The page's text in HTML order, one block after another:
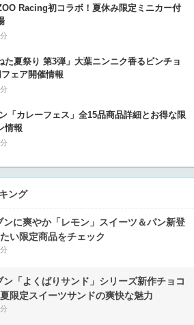
Racing初コラボ！夏休み限定ミニカー付
た夏祭り 第3弾」大葉ニンニク香るビンチョ
ェア開催情報
「カレーフェス」全15品商品詳細とお得な限
情報
ング
ンに爽やか「レモン」スイーツ＆パン新登
い限定商品をチェック
ン「よくばりサンド」シリーズ新作チョコ
限定スイーツサンドの爽快な魅力